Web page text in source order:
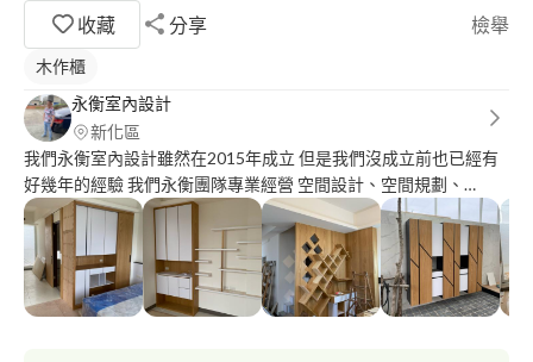
收藏
分享 檢舉
木作櫃
永衡室內設計
新化區
我們永衡室內設計雖然在2015年成立 但是我們沒成立前也已經有
好幾年的經驗 我們永衡團隊專業經營 空間設計、空間規劃、
2D/3D繪製、工程統包、老屋翻修、我們的品質 專業 值得您的信